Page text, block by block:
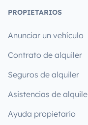
PROPIETARIOS
Anunciar un vehículo
Contrato de alquiler
Seguros de alquiler
Asistencias de
Ayuda propietario